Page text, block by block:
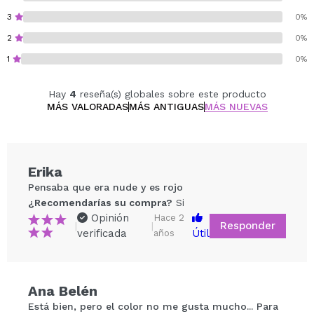
3 0%
2 0%
1 0%
Hay 4 reseña(s) globales sobre este producto
MÁS VALORADASMÁS ANTIGUASMÁS NUEVAS
Compartir un vídeo o una foto
Erika
Pensaba que era nude y es rojo
¿Recomendarías su compra? Si
|
Opinión
verificada
|
Hace 2
años
Útil
Responder
Ana Belén
Está bien, pero el color no me gusta mucho... Para